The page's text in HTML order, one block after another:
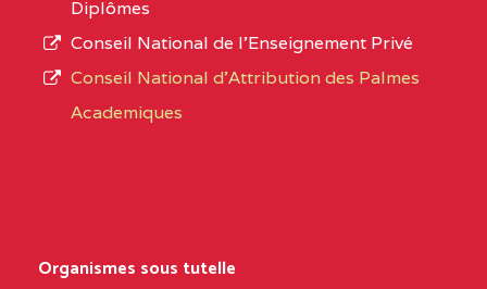
CENTRE
COLLEGE PRIVE
L’offre
d’éducation
de
Diplômes
Conseil National de l’Enseignement Privé
Conseil National d'Attribution des Palmes
Academiques
Organismes sous tutelle